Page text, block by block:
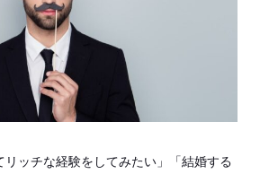
リッチな経験をしてみたい」「結婚する